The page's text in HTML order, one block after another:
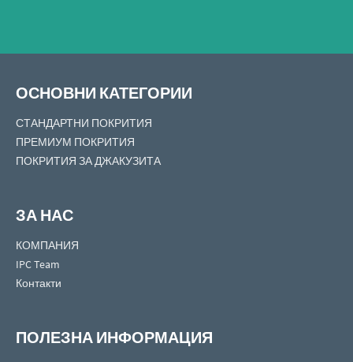
ОСНОВНИ КАТЕГОРИИ
СТАНДАРТНИ ПОКРИТИЯ
ПРЕМИУМ ПОКРИТИЯ
ПОКРИТИЯ ЗА ДЖАКУЗИТА
ЗА НАС
КОМПАНИЯ
IPC Team
Контакти
ПОЛЕЗНА ИНФОРМАЦИЯ